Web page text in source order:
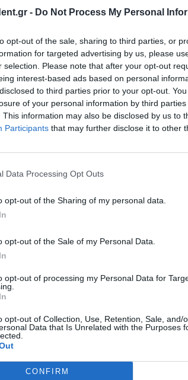
- Do Not Process My Personal
opt-out of the sale, sharing to third parties, or
for targeted advertising by us, please
selection. Please note that after your opt-out
interest-based ads based on personal
to third parties prior to your opt-out.
of your personal information by third parties
This information may also be disclosed by us to
Participants that may further disclose it to other
Data Processing Opt Outs
opt-out of the Sharing of my personal data.
opt-out of the Sale of my Personal Data.
opt-out of processing my Personal Data for
opt-out of Collection, Use, Retention, Sale, and/
Data that Is Unrelated with the Purposes
CONFIRM
ναρκωτικά
Οργανωμένου
οποίας
ουσιών στην
πολιτεία
δυτικό τμήμα της
βίας που
Πειραιά σε
ουσιών
και πολυήμερη
Ασφάλειας
με ναρκωτικά,
συνέλαβαν
Λιόσια Αττικής